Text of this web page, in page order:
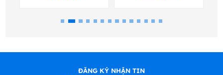
ĐĂNG KÝ NHẬN TIN